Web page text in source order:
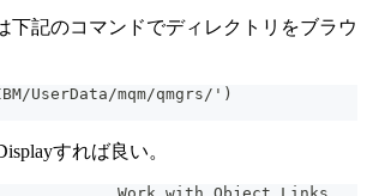
下記のコマンドでディレクトリをブラウ
UserData/mqm/qmgrs/')
すれば良い。